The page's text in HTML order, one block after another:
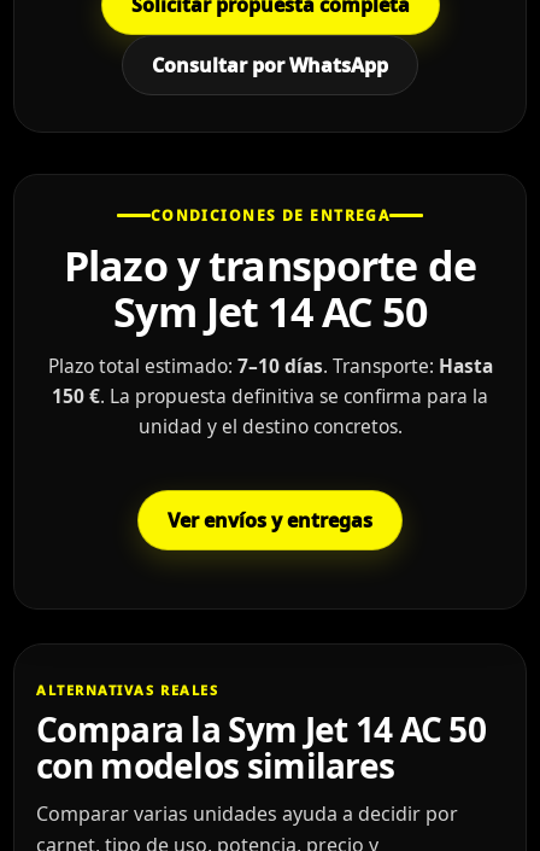
Consultar por WhatsApp
CONDICIONES DE ENTREGA
Plazo y transporte de
Sym Jet 14 AC 50
Plazo total estimado: 7–10 días. Transporte: Hasta
150 €. La propuesta definitiva se confirma para la
unidad y el destino concretos.
Ver envíos y entregas
ALTERNATIVAS REALES
Compara la Sym Jet 14 AC 50
con modelos similares
Comparar varias unidades ayuda a decidir por
carnet, tipo de uso, potencia, precio y